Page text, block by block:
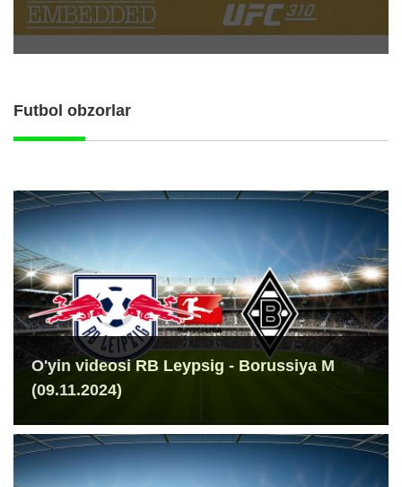
Futbol obzorlar
O'yin videosi RB Leypsig - Borussiya M
(09.11.2024)